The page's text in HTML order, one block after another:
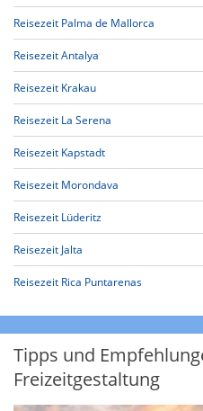
Reisezeit Palma de Mallorca
Reisezeit Antalya
Reisezeit Krakau
Reisezeit La Serena
Reisezeit Kapstadt
Reisezeit Morondava
Reisezeit Lüderitz
Reisezeit Jalta
Reisezeit Rica Puntarenas
Tipps und
Freizeitgestaltung